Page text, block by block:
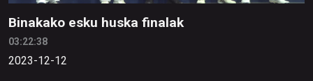
Binakako esku huska finalak
03:22:38
2023-12-12